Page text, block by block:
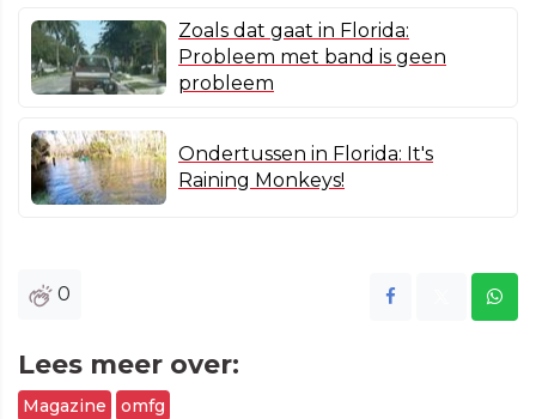
Zoals dat gaat in Florida:
Probleem met band is geen
probleem
Ondertussen in Florida: It's
Raining Monkeys!
0
Lees meer over:
Magazine omfg